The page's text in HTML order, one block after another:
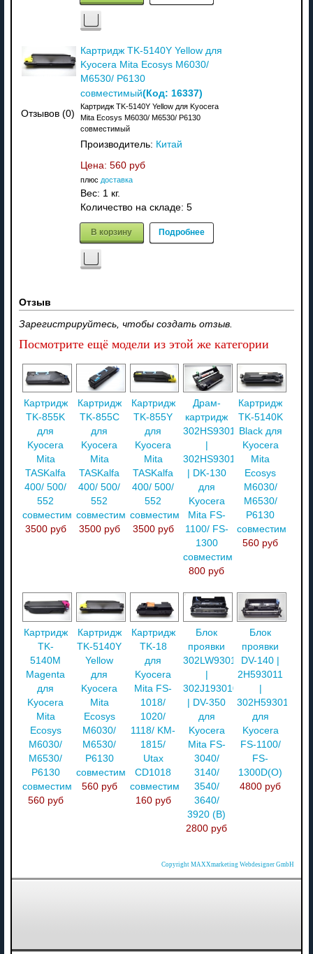
Отзывов (0)
Картридж TK-5140Y Yellow для
Kyocera Mita Ecosys M6030/
M6530/ P6130
совместимый(Код: 16337)
Картридж TK-5140Y Yellow для Kyocera
Mita Ecosys M6030/ M6530/ P6130
совместимый
Производитель: Китай
Цена: 560 руб
плюс доставка
Вес: 1 кг.
Количество на складе: 5
В корзину Подробнее
Отзыв
Зарегистрируйтесь, чтобы создать отзыв.
Посмотрите ещё модели из этой же категории
Картридж
TK-855K
для
Kyocera
Mita
TASKalfa
400/ 500/
552
совместимый
3500 руб
Картридж
TK-855C
для
Kyocera
Mita
TASKalfa
400/ 500/
552
совместимый
3500 руб
Картридж
TK-855Y
для
Kyocera
Mita
TASKalfa
400/ 500/
552
совместимый
3500 руб
Драм-
картридж
302HS93011
302HS93010
| DK-130
для
Kyocera
Mita FS-
1100/ FS-
1300
совместимый
800 руб
Картридж
TK-5140K
Black для
Kyocera
Mita
Ecosys
M6030/
M6530/
P6130
совместимый
560 руб
Картридж
TK-
5140M
Magenta
для
Kyocera
Mita
Ecosys
M6030/
M6530/
P6130
совместимый
560 руб
Картридж
TK-5140Y
Yellow
для
Kyocera
Mita
Ecosys
M6030/
M6530/
P6130
совместимый
560 руб
Картридж
TK-18
для
Kyocera
Mita FS-
1018/
1020/
1118/ KM-
1815/
Utax
CD1018
совместимый
160 руб
Блок
проявки
302LW93010
|
302J193010
| DV-350
для
Kyocera
Mita FS-
3040/
3140/
3540/
3640/
3920 (В)
2800 руб
Блок
проявки
DV-140 |
2H593011
|
302H593011
для
Kyocera
FS-1100/
FS-
1300D(О)
4800 руб
Copyright MAXXmarketing Webdesigner GmbH